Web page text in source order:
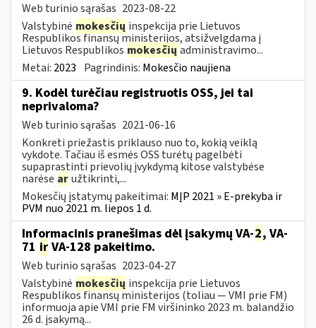
Web turinio sąrašas 2023-08-22
Valstybinė mokesčių inspekcija prie Lietuvos
Respublikos finansų ministerijos, atsižvelgdama į
Lietuvos Respublikos mokesčių administravimo...
Metai: 2023 Pagrindinis: Mokesčio naujiena
9. Kodėl turėčiau registruotis OSS, jei tai
neprivaloma?
Web turinio sąrašas 2021-06-16
Konkreti priežastis priklauso nuo to, kokią veiklą
vykdote. Tačiau iš esmės OSS turėtų pagelbėti
supaprastinti prievolių įvykdymą kitose valstybėse
narėse aružtikrinti,...
Mokesčių įstatymų pakeitimai: MĮP 2021 » E-prekyba ir
PVM nuo 2021 m. liepos 1 d.
Informacinis pranešimas dėl įsakymų VA-2, VA-
71 ir VA-128 pakeitimo.
Web turinio sąrašas 2023-04-27
Valstybinė mokesčių inspekcija prie Lietuvos
Respublikos finansų ministerijos (toliau ― VMI prie FM)
informuoja apie VMI prie FM viršininko 2023 m. balandžio
26 d. įsakymą...